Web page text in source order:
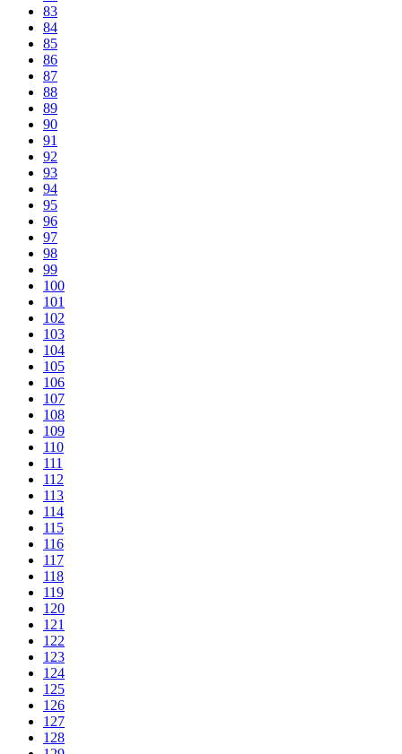
83
84
85
86
87
88
89
90
91
92
93
94
95
96
97
98
99
100
101
102
103
104
105
106
107
108
109
110
111
112
113
114
115
116
117
118
119
120
121
122
123
124
125
126
127
128